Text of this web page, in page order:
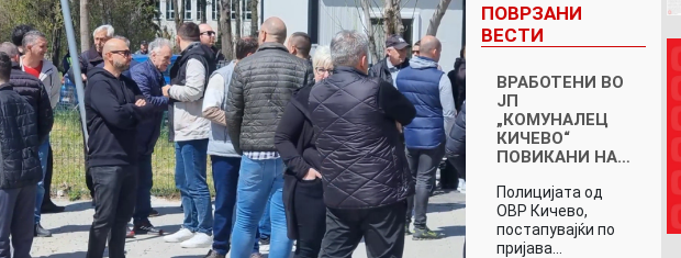
ПОВРЗАНИ
ВЕСТИ
ВРАБОТЕНИ ВО
ЈП
„КОМУНАЛЕЦ
КИЧЕВО“
ПОВИКАНИ НА…
Полицијата од
ОВР Кичево,
постапувајќи по
пријава…